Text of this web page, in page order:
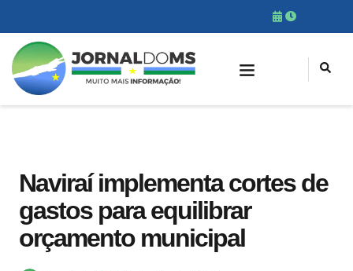
Naviraí implementa cortes de
gastos para equilibrar
orçamento municipal